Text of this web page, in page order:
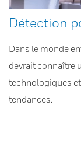
Détection
Dans le monde
devrait connaître
technologiques
tendances.